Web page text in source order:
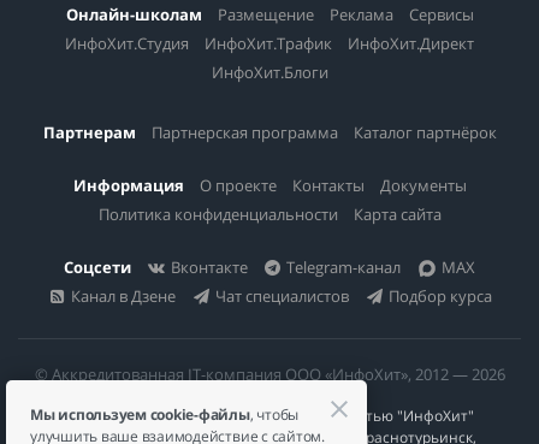
Онлайн-школам Размещение Реклама
Сервисы
ИнфоХит.Студия
ИнфоХит.Трафик
ИнфоХит.Директ
ИнфоХит.Блоги
Партнерам Партнерская программа Каталог партнёрок
Информация О проекте Контакты
Документы
Политика конфиденциальности
Карта сайта
Соцсети Вконтакте Telegram-канал
MAX
Канал в Дзене
Чат специалистов Подбор курса
© Аккредитованная IT-компания ООО «ИнфоХит», 2012 — 2026
Общество с ограниченной ответственностью "ИнфоХит"
624446, Россия, Свердловская область, г. Краснотурьинск,
Мы используем cookie-файлы, чтобы
улучшить ваше взаимодействие с сайтом.